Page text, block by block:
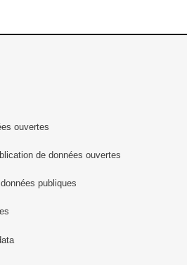
ouvertes
de données ouvertes
publiques